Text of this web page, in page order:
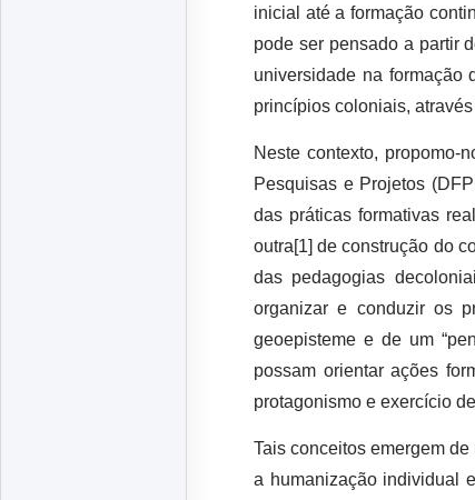
inicial até a formação
pode ser pensado a partir
universidade na formação
princípios coloniais,
Neste contexto, propomo-
Pesquisas e Projetos
das práticas formativas
outra[1] de construção do
das pedagogias
organizar e conduzir os
geoepisteme e de um
possam orientar ações
protagonismo e exercício
Tais conceitos emergem
a humanização individual